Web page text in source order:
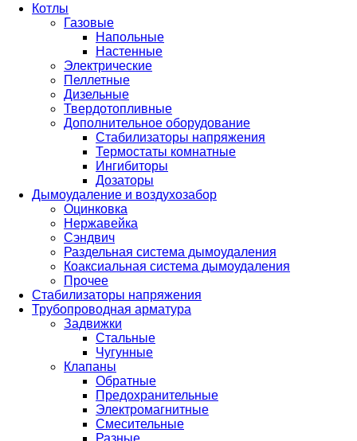
Котлы
Газовые
Напольные
Настенные
Электрические
Пеллетные
Дизельные
Твердотопливные
Дополнительное оборудование
Стабилизаторы напряжения
Термостаты комнатные
Ингибиторы
Дозаторы
Дымоудаление и воздухозабор
Оцинковка
Нержавейка
Сэндвич
Раздельная система дымоудаления
Коаксиальная система дымоудаления
Прочее
Стабилизаторы напряжения
Трубопроводная арматура
Задвижки
Стальные
Чугунные
Клапаны
Обратные
Предохранительные
Электромагнитные
Смесительные
Разные